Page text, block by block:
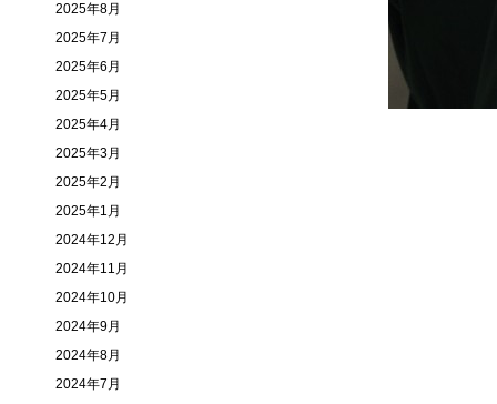
2025年8月
2025年7月
2025年6月
2025年5月
2025年4月
2025年3月
2025年2月
2025年1月
2024年12月
2024年11月
2024年10月
2024年9月
2024年8月
2024年7月